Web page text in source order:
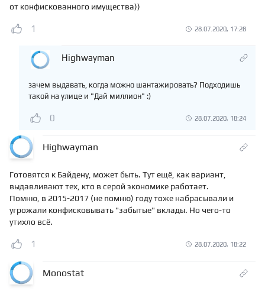
от конфискованного имущества))
1 28.07.2020, 17:28
Highwayman
зачем выдавать, когда можно шантажировать? Подходишь
такой на улице и "Дай миллион" :)
0 28.07.2020, 18:24
Highwayman
Готовятся к Байдену, может быть. Тут ещё, как вариант,
выдавливают тех, кто в серой экономике работает.
Помню, в 2015-2017 (не помню) году тоже набрасывали и
угрожали конфисковывать "забытые" вклады. Но чего-то
утихло всё.
1 28.07.2020, 18:22
Monostat